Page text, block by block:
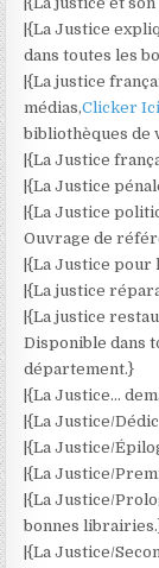
|{La Justice
dans toutes les
|{La justice
médias,Clicker
bibliothèques de
|{La Justice
|{La Justice
|{La Justice
Ouvrage de
|{La Justice pour
|{La justice
|{La justice
Disponible dans
département.}
|{La Justice…
|{La Justice/
|{La Justice/
|{La Justice/
|{La Justice/
bonnes
|{La Justice/